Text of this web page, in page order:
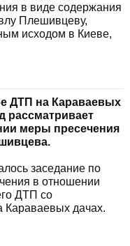
инициативы
мер, так и
для усиления
обсуждаются Верховной
безопасности на
инициативы,
безопасности на
штрафов за
новых правил
повышение
за повторные и
государство в
ДТП?
участие в решении
в виде содержания
Плешивцеву,
исходом в Киеве,
ДТП на Караваевых
рассматривает
меры пресечения
заседание по
в отношении
ДТП со
Караваевых дачах.